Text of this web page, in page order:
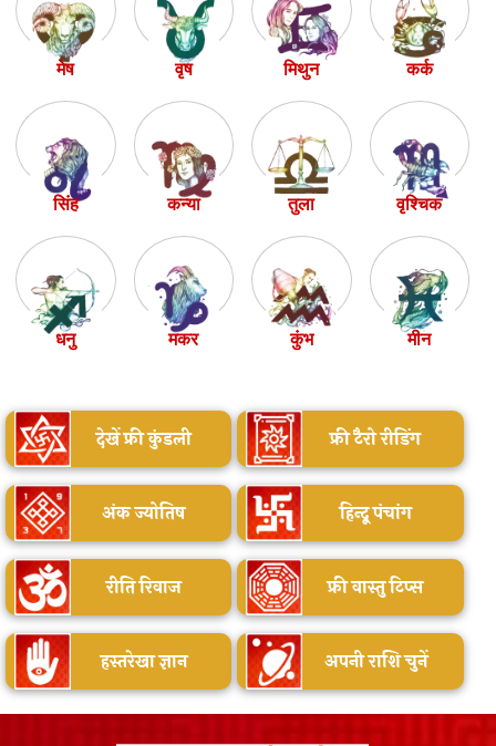
मेष वृष मिथुन कर्क
सिंह कन्या तुला वृश्चिक
धनु मकर कुंभ मीन
देखें फ्री कुंडली फ्री टैरो रीडिंग
अंक ज्योतिष हिन्दू पंचांग
रीति रिवाज फ्री वास्तु टिप्स
हस्तरेखा ज्ञान अपनी राशि चुनें